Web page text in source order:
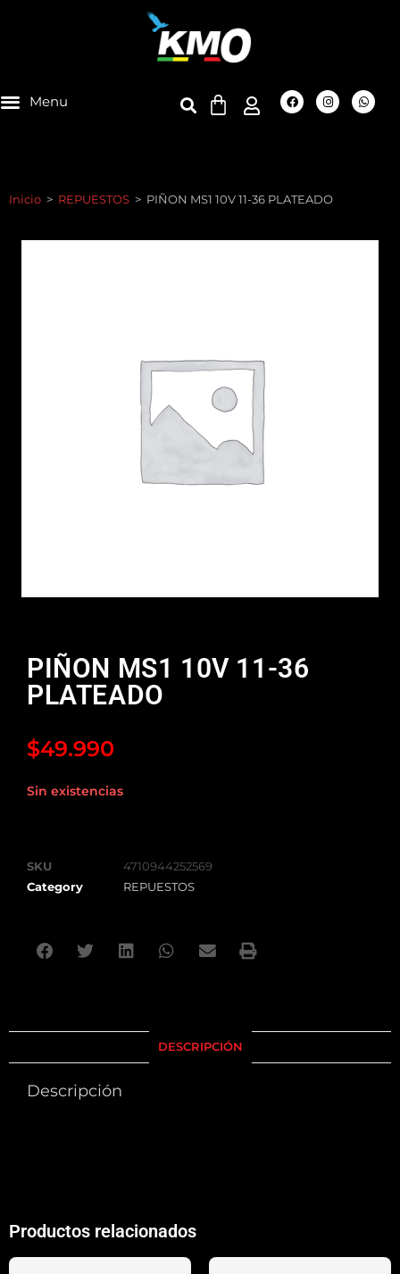
Inicio > REPUESTOS > PIÑON MS1 10V 11-36 PLATEADO
PIÑON MS1 10V 11-36
PLATEADO
$49.990
Sin existencias
SKU
4710944252569
Category
REPUESTOS
DESCRIPCIÓN
Descripción
Productos relacionados